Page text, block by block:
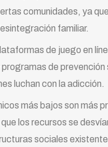
comunidades, ya
familiar.
de juego en
de
luchan con la adicción.
más bajos son más
los recursos se
sociales